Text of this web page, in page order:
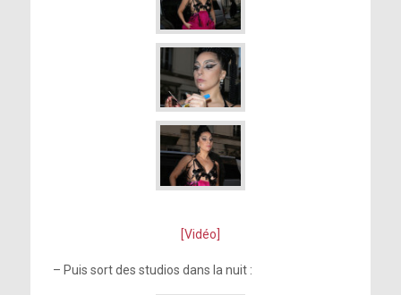
[Vidéo]
– Puis sort des studios dans la nuit :